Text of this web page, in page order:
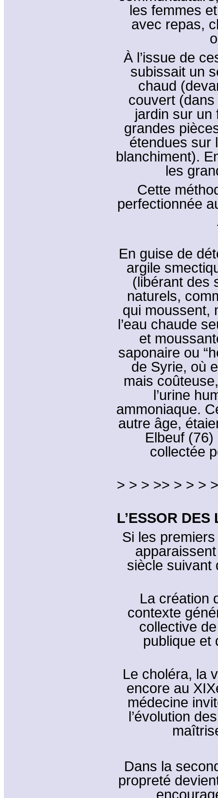
les femmes
avec repas,
À l’issue de
subissait un
chaud
couvert (dans
jardin sur un
grandes
étendues sur
blanchiment).
les
Cette
perfectionnée
En guise de
argile
(libérant des
naturels,
qui moussent,
l’eau chaude
et
saponaire ou
de Syrie, où
mais
l’urine
ammoniaque.
autre âge,
Elbeuf (76)
collectée
> > > >> > > >
L’ESSOR
Si les
siècle suivant
La création
contexte
collective
publique et
Le choléra, la
encore au
médecine
l’évolution
Dans la
propreté